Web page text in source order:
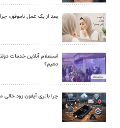
بعد از یک عمل ناموفق،
استعلام آنلاین خدمات
دهیم؟
چرا باتری آیفون زود خالی می شود؟ ۹